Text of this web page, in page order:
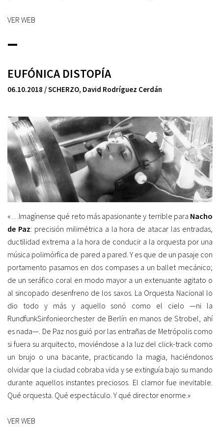
VER WEB
EUFÓNICA DISTOPÍA
06.10.2018 / SCHERZO, David Rodríguez Cerdán
«…Imagínense qué reto más apasionante y terrible para Nacho
de Paz: precisión milimétrica a la hora de atacar las entradas,
ductilidad extrema a la hora de conducir a la orquesta por una
música polimórfica de pared a pared. Y es que de un pasaje con
portamento pasamos en dos compases a un ballet mecánico;
de un seráfico coral en modo mayor a un extenuante agitato o
al sincopado desenfreno de los saxos. La Orquesta Nacional lo
dio todo y más y aquello sonó como el cielo —ni la
RundfunkSinfonieorchester de Berlín en manos de Strobel, ahí
es nada—. De Paz nos guió por las entrañas de Metrópolis como
si fuera su arquitecto, moviéndose a la luz del click-track como
un brujo o una bacante, practicando la magia, haciéndonos
olvidar que la ciudad cobraba vida y se extinguía bajo su mando
durante aquellos instantes preciosos. El clamor fue inevitable.
Qué orquesta. Qué espectáculo. Y qué director enorme.»
VER WEB